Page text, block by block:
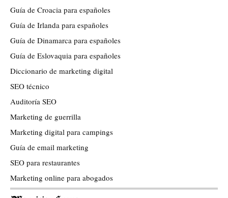
Guía de Croacia para españoles
Guía de Irlanda para españoles
Guía de Dinamarca para españoles
Guía de Eslovaquia para españoles
Diccionario de marketing digital
SEO técnico
Auditoría SEO
Marketing de guerrilla
Marketing digital para campings
Guía de email marketing
SEO para restaurantes
Marketing online para abogados